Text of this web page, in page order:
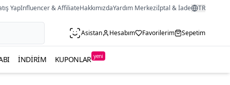
YapInfluencer & AffiliateHakkımızdaYardım Merkeziİptal & İade TR
Asistan Hesabım Favorilerim Sepetim
İNDIRIM KUPONLAR yeni